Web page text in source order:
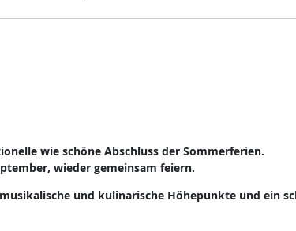
wie schöne Abschluss der Sommerferien.
wieder gemeinsam feiern.
und kulinarische Höhepunkte und ein